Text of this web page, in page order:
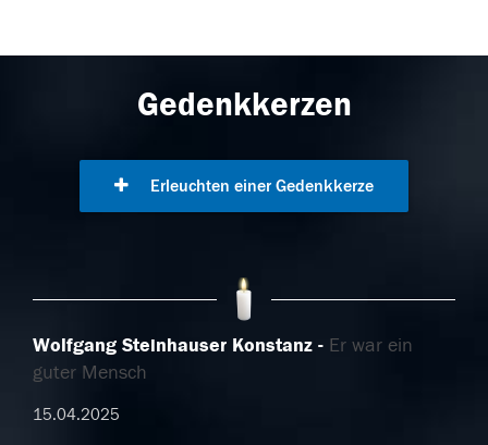
Gedenkkerzen
Erleuchten einer Gedenkkerze
Wolfgang Steinhauser Konstanz
Er war ein
guter Mensch
15.04.2025